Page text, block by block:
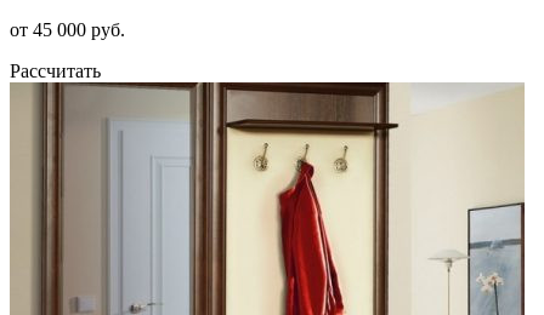
от 45 000 руб.
Рассчитать